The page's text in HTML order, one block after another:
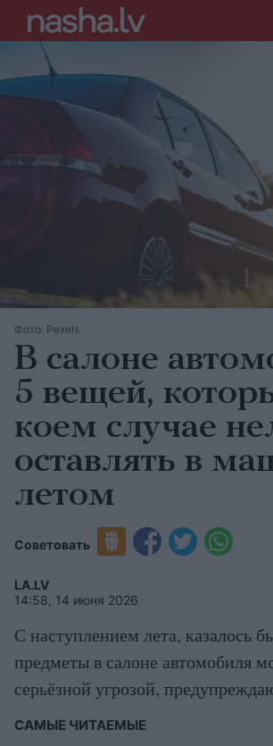
Фото: Pexels
В салоне
5 вещей,
коем случае
оставлять в
летом
Советовать
LA.LV
14:58, 14 июня 2026
С наступлением лета, казалось
предметы в салоне автомобиля
серьёзной угрозой,
САМЫЕ ЧИТАЕМЫЕ